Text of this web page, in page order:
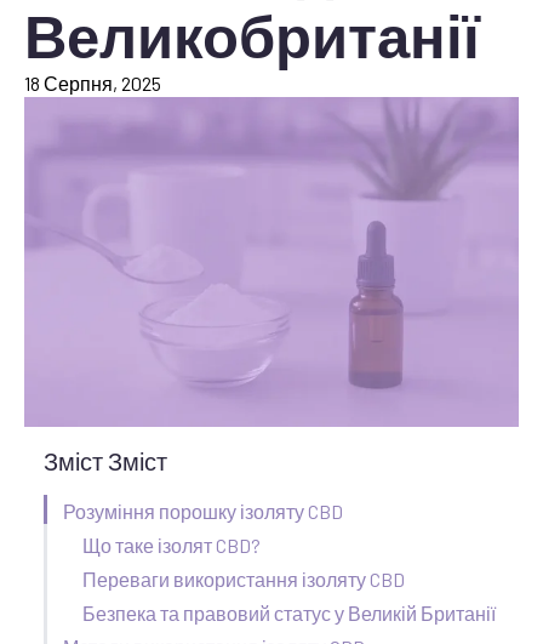
Великобританії
18 Серпня, 2025
Зміст Зміст
Розуміння порошку ізоляту CBD
Що таке ізолят CBD?
Переваги використання ізоляту CBD
Безпека та правовий статус у Великій Британії